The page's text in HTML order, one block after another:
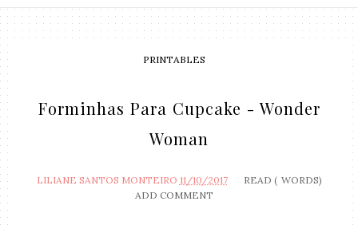
PRINTABLES
Forminhas Para Cupcake - Wonder
Woman
LILIANE SANTOS MONTEIRO 11/10/2017 READ ( WORDS)
ADD COMMENT